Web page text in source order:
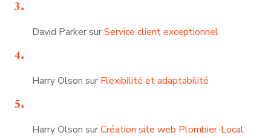
David ParkersurService client exceptionnel
Harry Olson sur Flexibilité et adaptabilité
Harry Olson surCréation site web Plombier-Local